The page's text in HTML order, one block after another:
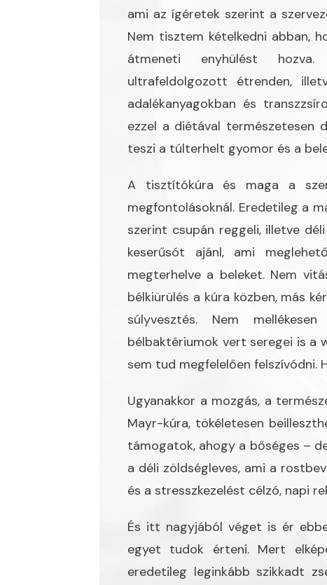
ami az ígéretek szerint a
Nem tisztem kételkedni abban,
átmeneti enyhülést hozva.
ultrafeldolgozott étrenden,
adalékanyagokban és
ezzel a diétával természetesen
teszi a túlterhelt gyomor és a
A tisztítókúra és maga a
megfontolásoknál. Eredetileg a
szerint csupán reggeli, illetve
keserűsót ajánl, ami
megterhelve a beleket. Nem
bélkiürülés a kúra közben, más
súlyvesztés. Nem
bélbaktériumok vert seregei is a
sem tud megfelelően felszívódni.
Ugyanakkor a mozgás, a
Mayr-kúra, tökéletesen
támogatok, ahogy a bőséges –
a déli zöldségleves, ami a
és a stresszkezelést célzó, napi
És itt nagyjából véget is ér
egyet tudok érteni. Mert
eredetileg leginkább szikkadt